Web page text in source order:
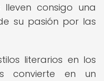
consigo una
su pasión por las
literarios en los
convierte en un